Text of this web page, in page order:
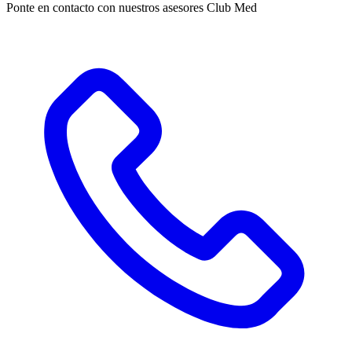
Ponte en contacto con nuestros asesores Club Med